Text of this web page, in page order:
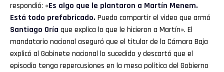
respondió: «Es algo que le plantaron a Martín Menem.
Está todo prefabricado. Puedo compartir el video que armó
Santiago Oría que explica lo que le hicieron a Martín». El
mandatario nacional aseguró que el titular de la Cámara Baja
explicó al Gabinete nacional lo sucedido y descartó que el
episodio tenga repercusiones en la mesa política del Gobierno